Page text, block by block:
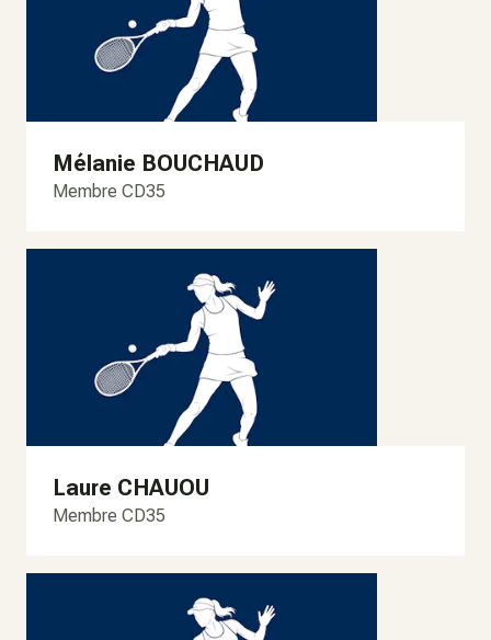
Mélanie BOUCHAUD
Membre CD35
Laure CHAUOU
Membre CD35